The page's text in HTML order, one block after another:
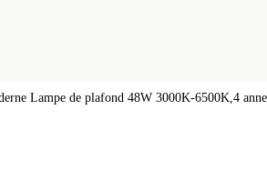
Lampe de plafond 48W 3000K-6500K,4